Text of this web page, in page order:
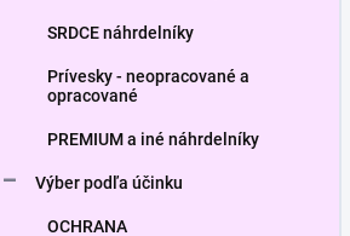
SRDCE náhrdelníky
Prívesky - neopracované a
opracované
PREMIUM a iné náhrdelníky
Výber podľa účinku
OCHRANA